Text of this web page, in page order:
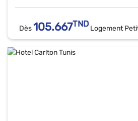
Dès105.667TND Logement